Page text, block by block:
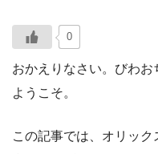
0
おかえりなさい。びわ
ようこそ。
この記事では、オリッ